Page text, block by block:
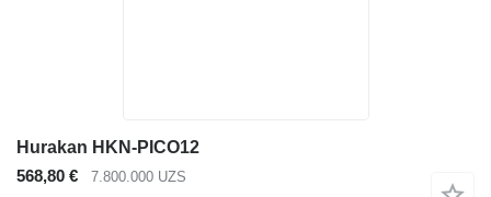
Hurakan HKN-PICO12
568,80 €
7.800.000 UZS